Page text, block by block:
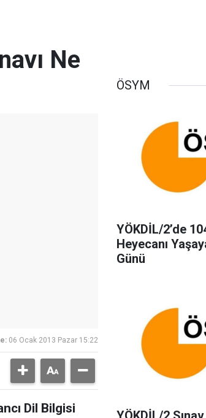
Ne
06 Ocak 2013 Pazar 15:22
Dil Bilgisi
ÖSYM
YÖKDİL/2’de
Heyecanı
Günü